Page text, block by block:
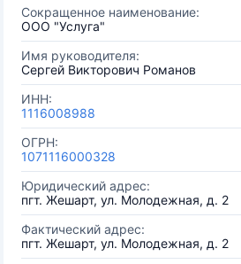
Сокращенное наименование:
ООО "Услуга"
Имя руководителя:
Сергей Викторович Романов
ИНН:
1116008988
ОГРН:
1071116000328
Юридический адрес:
пгт. Жешарт, ул. Молодежная, д. 2
Фактический адрес:
пгт. Жешарт, ул. Молодежная, д. 2